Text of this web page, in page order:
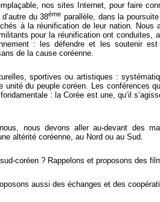
nos sites Internet, pour faire
du 38ème parallèle, dans la
à la réunification de leur nation.
pour la réunification ont conduites,
: les défendre et les soutenir
de la cause coréenne.
sportives ou artistiques :
unité du peuple coréen. Les conférences
: la Corée est une, qu’il
nous devons aller au-devant des
altérité coréenne, au Nord ou au Sud.
coréen ? Rappelons et proposons des
aussi des échanges et des